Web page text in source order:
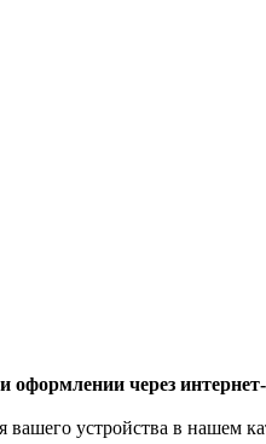
оформлении через
устройства в нашем